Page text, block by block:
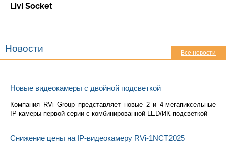
Livi Socket
Новости
Новые видеокамеры с двойной подсветкой
Ком­па­ния RVi Group пред­став­ля­ет новые 2 и 4-ме­га­пик­сель­ные
IP-ка­ме­ры пер­вой серии с ком­би­ни­ро­ван­ной LED/ИК-под­свет­кой
Снижение цены на IP-видеокамеру RVi-1NCT2025
Все новости